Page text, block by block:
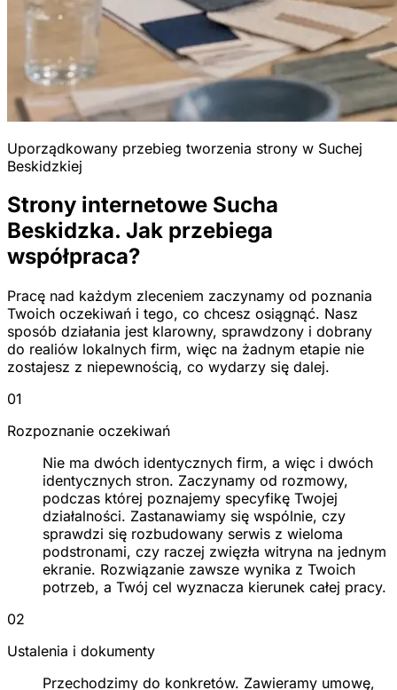
Uporządkowany przebieg tworzenia strony w Suchej
Beskidzkiej
Strony internetowe Sucha
Beskidzka. Jak przebiega
współpraca?
Pracę nad każdym zleceniem zaczynamy od poznania
Twoich oczekiwań i tego, co chcesz osiągnąć. Nasz
sposób działania jest klarowny, sprawdzony i dobrany
do realiów lokalnych firm, więc na żadnym etapie nie
zostajesz z niepewnością, co wydarzy się dalej.
01
Rozpoznanie oczekiwań
Nie ma dwóch identycznych firm, a więc i dwóch
identycznych stron. Zaczynamy od rozmowy,
podczas której poznajemy specyfikę Twojej
działalności. Zastanawiamy się wspólnie, czy
sprawdzi się rozbudowany serwis z wieloma
podstronami, czy raczej zwięzła witryna na jednym
ekranie. Rozwiązanie zawsze wynika z Twoich
potrzeb, a Twój cel wyznacza kierunek całej pracy.
02
Ustalenia i dokumenty
Przechodzimy do konkretów. Zawieramy umowę,